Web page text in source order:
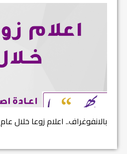
بالانفوغراف.. اعلام زوعا خلال عام 2017...